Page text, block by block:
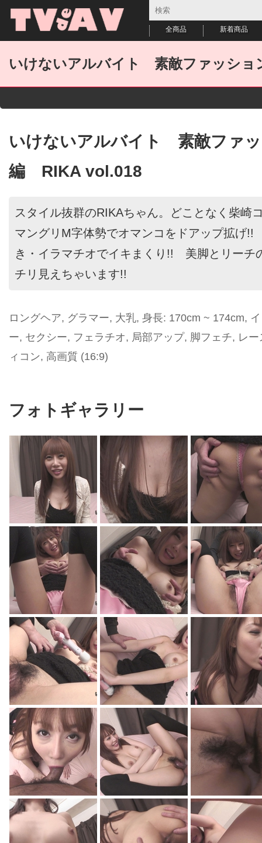
全商品 新着商品
いけないアルバイト 素敵ファッシ
いけないアルバイト 素敵ファ
編 RIKA vol.018
スタイル抜群のRIKAちゃん。どことなく柴崎
マングリM字体勢でオマンコをドアップ拡げ
き・イラマチオでイキまくり!! 美脚とリーチ
チリ見えちゃいます!!
ロングヘア, グラマー, 大乳, 身長: 170cm ~ 174cm,
ー, セクシー, フェラチオ, 局部アップ, 脚フェチ, レ
ィコン, 高画質 (16:9)
フォトギャラリー